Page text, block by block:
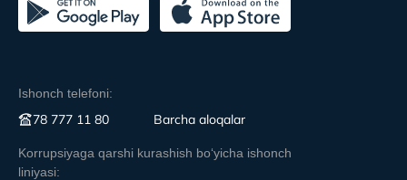
Ishonch telefoni:
78 777 11 80 Вarcha aloqalar
Korrupsiyaga qarshi kurashish boʻyicha ishonch
liniyasi: